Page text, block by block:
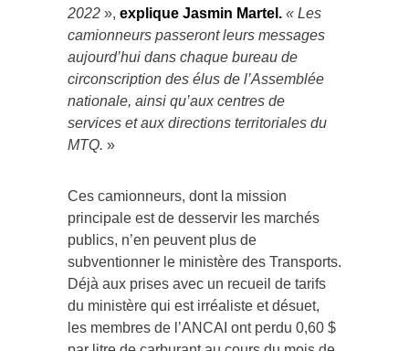
2022 », explique Jasmin Martel. « Les
camionneurs passeront leurs messages
aujourd’hui dans chaque bureau de
circonscription des élus de l’Assemblée
nationale, ainsi qu’aux centres de
services et aux directions territoriales du
MTQ. »
Ces camionneurs, dont la mission
principale est de desservir les marchés
publics, n’en peuvent plus de
subventionner le ministère des Transports.
Déjà aux prises avec un recueil de tarifs
du ministère qui est irréaliste et désuet,
les membres de l’ANCAI ont perdu 0,60 $